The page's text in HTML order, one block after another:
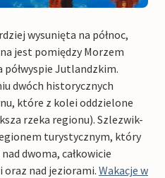
wysunięta na północ,
jest pomiędzy Morzem
półwyspie Jutlandzkim.
dwóch historycznych
które z kolei oddzielone
rzeka regionu). Szlezwik-
turystycznym, który
dwoma, całkowicie
nad jeziorami. Wakacje w